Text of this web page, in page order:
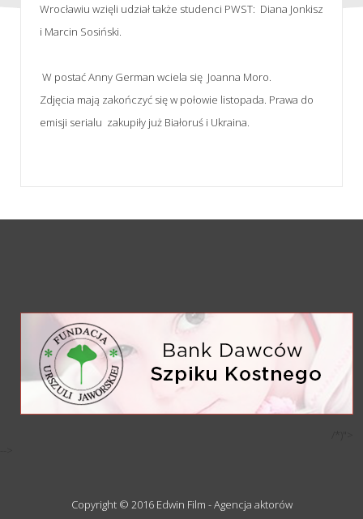
Wrocławiu wzięli udział także studenci PWST: Diana Jonkisz
i Marcin Sosiński.
W postać Anny German wciela się Joanna Moro.
Zdjęcia mają zakończyć się w połowie listopada. Prawa do
emisji serialu zakupiły już Białoruś i Ukraina.
Copyright © 2016 Edwin Film - Agencja aktorów